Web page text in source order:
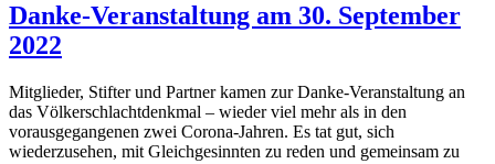
Danke-Veranstaltung am 30. September
2022
Mitglieder, Stifter und Partner kamen zur Danke-Veranstaltung an
das Völkerschlachtdenkmal – wieder viel mehr als in den
vorausgegangenen zwei Corona-Jahren. Es tat gut, sich
wiederzusehen, mit Gleichgesinnten zu reden und gemeinsam zu